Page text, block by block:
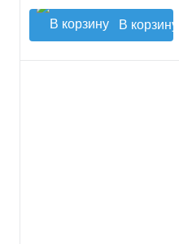
В корзину